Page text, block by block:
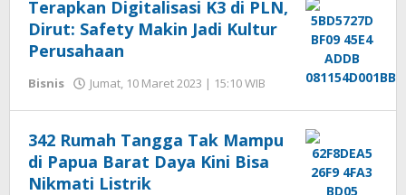
Terapkan Digitalisasi K3 di PLN,
Dirut: Safety Makin Jadi Kultur
Perusahaan
Bisnis Jumat, 10 Maret 2023 | 15:10 WIB
342 Rumah Tangga Tak Mampu
di Papua Barat Daya Kini Bisa
Nikmati Listrik